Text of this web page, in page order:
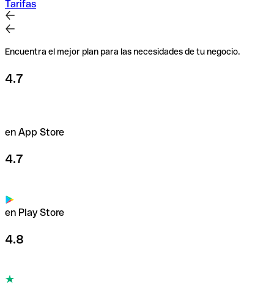
Tarifas
Encuentra el mejor plan para las necesidades de tu negocio.
4.7
en App Store
4.7
en Play Store
4.8